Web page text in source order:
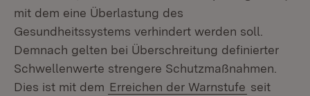
mit dem eine Überlastung des
Gesundheitssystems verhindert werden soll.
Demnach gelten bei Überschreitung definierter
Schwellenwerte strengere Schutzmaßnahmen.
Dies ist mit dem Erreichen der Warnstufe seit